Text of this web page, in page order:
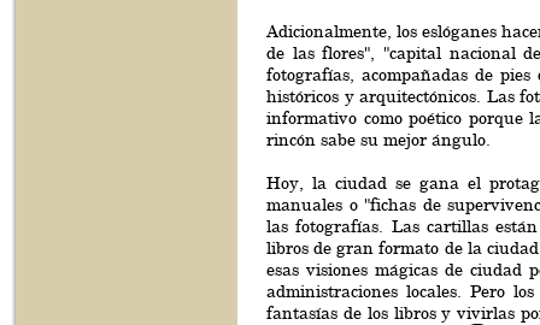
Adicionalmente, los eslóganes
de las flores", "capital nacional
fotografías, acompañadas de
históricos y arquitectónicos. Las
informativo como poético porque
rincón sabe su mejor ángulo.
Hoy, la ciudad se gana el
manuales o "fichas de
las fotografías. Las cartillas
libros de gran formato de la
esas visiones mágicas de ciudad
administraciones locales. Pero
fantasías de los libros y vivirlas